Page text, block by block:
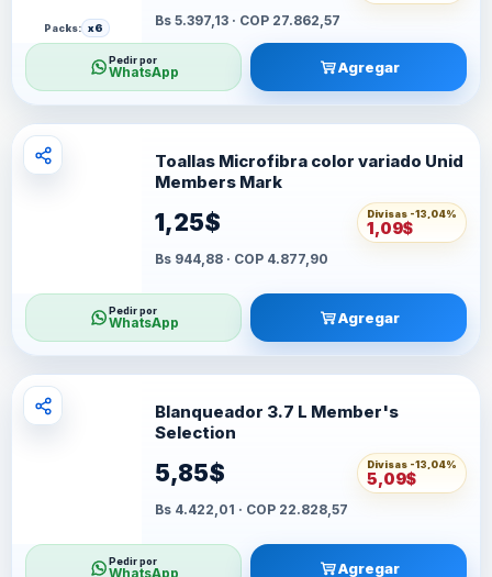
Packs: x6 Bs 5.397,13 · COP 27.862,57
Pedir por
WhatsApp Agregar
Toallas Microfibra color variado Unid
Members Mark
1,25$ Divisas -13,04%
1,09$
Bs 944,88 · COP 4.877,90
Pedir por
WhatsApp Agregar
Blanqueador 3.7 L Member's
Selection
5,85$ Divisas -13,04%
5,09$
Bs 4.422,01 · COP 22.828,57
Pedir por
WhatsApp Agregar